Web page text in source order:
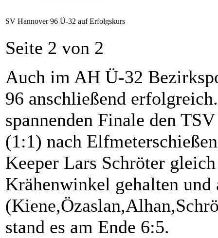
SV Hannover 96 Ü-32 auf Erfolgskurs
Seite 2 von 2
Auch im AH Ü-32
96 anschließend
spannenden Finale den
(1:1) nach
Keeper Lars Schröter
Krähenwinkel gehalten und
stand es am Ende 6:5.